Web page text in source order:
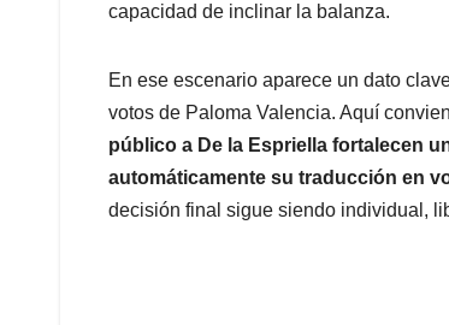
capacidad de inclinar la balanza.
En ese escenario aparece un dato
votos de Paloma Valencia. Aquí
público a De la Espriella fortalecen
automáticamente su traducción en
decisión final sigue siendo individual,